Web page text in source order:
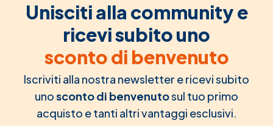
Unisciti alla community e
ricevi subito uno
sconto di benvenuto
Iscriviti alla nostra newsletter e ricevi subito
unosconto di benvenutosul tuo primo
acquisto e tanti altri vantaggi esclusivi.